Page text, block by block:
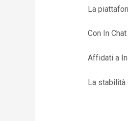
La
Con In
Affidati a
La stabilità